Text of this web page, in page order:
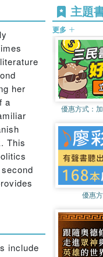
her
a
This
include
主題
更多
優惠方式：
優惠方